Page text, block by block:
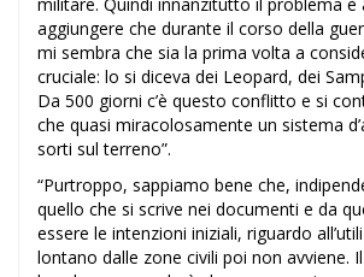
aggiungere che durante il corso della
mi sembra che sia la prima volta a
cruciale: lo si diceva dei Leopard, dei
Da 500 giorni c’è questo conflitto e si
che quasi miracolosamente un sistema
sorti sul terreno”.
“Purtroppo, sappiamo bene che,
quello che si scrive nei documenti e da
essere le intenzioni iniziali, riguardo
lontano dalle zone civili poi non avviene.